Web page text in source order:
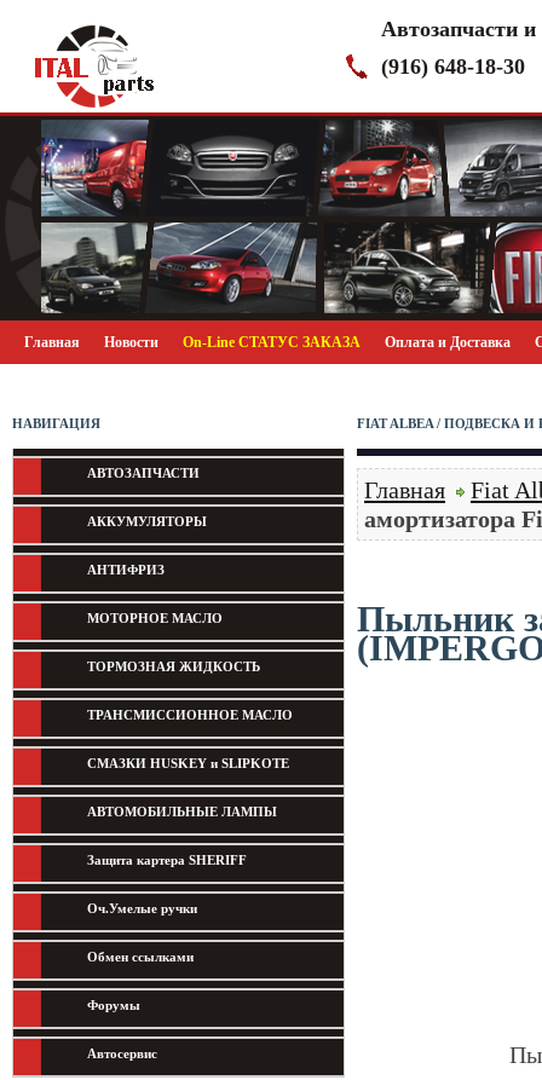
Автозапчасти
(916) 648-18-30
Главная Новости On-Line СТАТУС ЗАКАЗА Оплата и Доставка
НАВИГАЦИЯ
АВТОЗАПЧАСТИ
АККУМУЛЯТОРЫ
АНТИФРИЗ
МОТОРНОЕ МАСЛО
ТОРМОЗНАЯ ЖИДКОСТЬ
ТРАНСМИССИОННОЕ МАСЛО
СМАЗКИ HUSKEY и SLIPKOTE
АВТОМОБИЛЬНЫЕ ЛАМПЫ
Защита картера SHERIFF
Оч.Умелые ручки
Обмен ссылками
Форумы
Автосервис
FIAT ALBEA / ПОДВЕСКА
Главная
Fiat
амортизатора
Пыльник